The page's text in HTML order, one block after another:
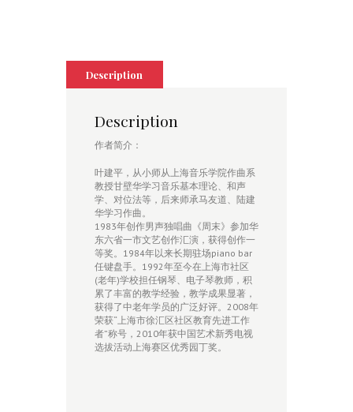
Description
Description
作者简介：
叶建平，从小师从上海音乐学院作曲系
教授甘壁华学习音乐基本理论、和声
学、对位法等，后来师承马友道、陆建
华学习作曲。
1983年创作男声独唱曲《周末》参加华
东六省一市文艺创作汇演，获得创作一
等奖。1984年以来长期驻场piano bar
任键盘手。1992年至今在上海市社区
(老年)学校担任钢琴、电子琴教师，积
累了丰富的教学经验，教学成果显著，
获得了中老年学员的广泛好评。2008年
荣获“上海市徐汇区社区教育先进工作
者”称号，2010年获中国艺术新秀电视
选拔活动上海赛区优秀园丁奖。